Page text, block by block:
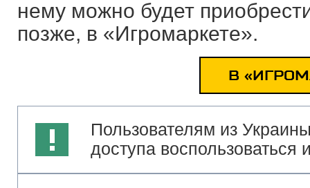
нему можно будет
позже, в «Игромаркете».
В
Пользователям из
доступа